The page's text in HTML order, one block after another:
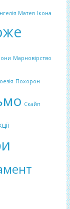
Матея Ікона
Марновірство
Похорон
Скайп